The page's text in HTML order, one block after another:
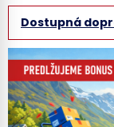
Dostupná